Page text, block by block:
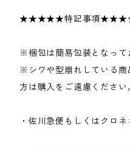
★★★★★特記事項
※梱包は簡易包装となって
※シワや型崩れしている商
方は購入をご遠慮ください
・佐川急便もしくはクロ